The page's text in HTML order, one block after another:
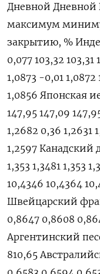
Дневной Дневной
максимум
закрытию, %
0,077 103,32 103,31
1,0873 -0,01 1,0872
1,0856 Японская
147,95 147,09
1,2682 0,36 1,2631
1,2597 Канадский
1,353 1,3481 1,353
10,4346 10,4364
Швейцарский
0,8647 0,8608
Аргентинский
810,65